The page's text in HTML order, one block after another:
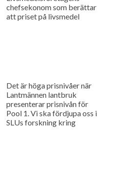
chefsekonom som berättar
att priset på livsmedel
Det är höga prisnivåer när
Lantmännen lantbruk
presenterar prisnivån för
Pool 1. Vi ska fördjupa oss i
SLUs forskning kring